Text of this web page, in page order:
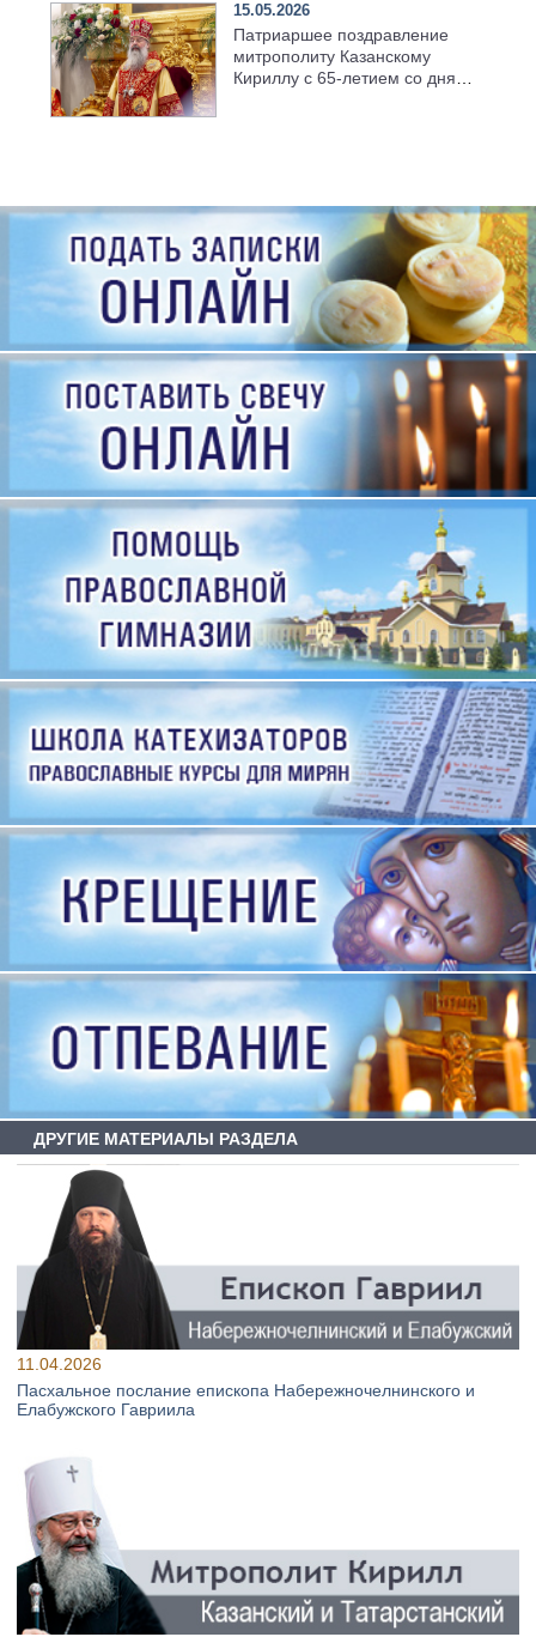
15.05.2026
Патриаршее поздравление
митрополиту Казанскому
Кириллу с 65-летием со дня
ДРУГИЕ МАТЕРИАЛЫ РАЗДЕЛА
11.04.2026
Пасхальное послание епископа Набережночелнинского и
Елабужского Гавриила